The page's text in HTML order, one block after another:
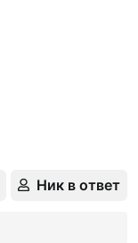
Ник в ответ